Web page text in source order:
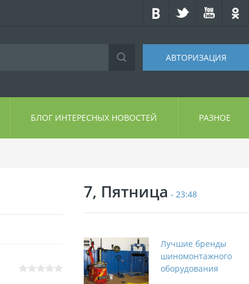
АВТОРИЗАЦИЯ
БЛОГ ИНТЕРЕСНЫХ НОВОСТЕЙ РАЗНОЕ
7, Пятница - 23:48
Лучшие бренды
шиномонтажного
оборудования